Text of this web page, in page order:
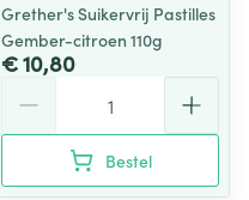
Grether's Suikervrij Pastilles
Gember-citroen 110g
€ 10,80
Bestel